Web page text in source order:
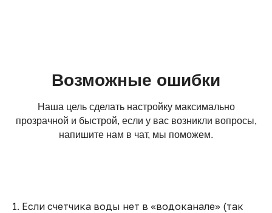
Возможные ошибки
Наша цель сделать настройку максимально
прозрачной и быстрой, если у вас возникли вопросы,
напишите нам в чат, мы поможем.
1. Если счетчика воды нет в «водоканале» (так